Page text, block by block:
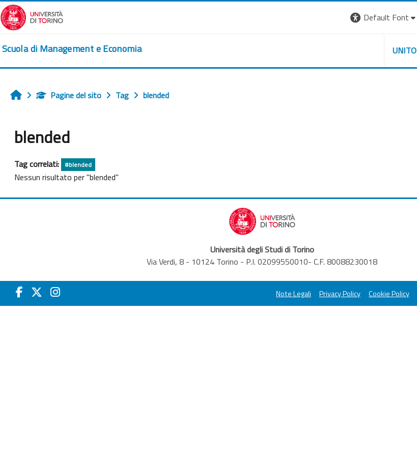
Vai al contenuto principale
Default Font
Scuola di Management e Economia UNITO
HomePagine del sito Tag blended
blended
Tag correlati: #blended
Nessun risultato per "blended"
Università degli Studi di Torino
Via Verdi, 8 - 10124 Torino - P.I. 02099550010- C.F. 80088230018
Note Legali Privacy Policy Cookie Policy